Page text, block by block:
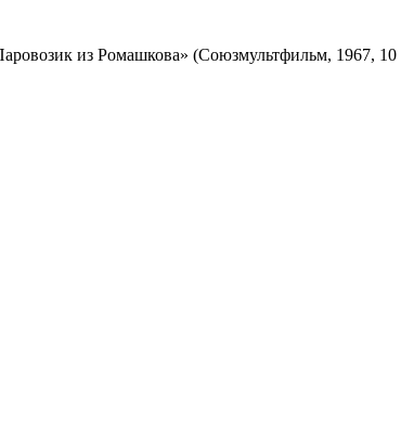
из Ромашкова» (Союзмультфильм, 1967, 10